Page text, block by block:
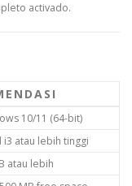
activado.
10/11 (64-bit)
i3 atau lebih tinggi
atau lebih